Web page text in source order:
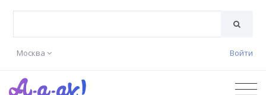
Москва Войти